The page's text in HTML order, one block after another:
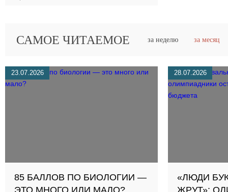
САМОЕ ЧИТАЕМОЕ за неделю за месяц
23.07.2026
85 БАЛЛОВ ПО БИОЛОГИИ —
ЭТО МНОГО ИЛИ МАЛО?
28.07.2026
«ЛЮДИ
ЖРУТ»: